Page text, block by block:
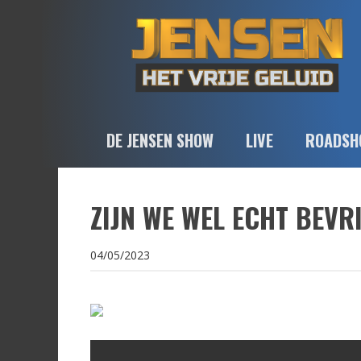
DE JENSEN SHOW LIVE
ZIJN WE WEL ECHT
04/05/2023